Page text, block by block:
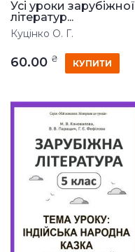
Усі уроки зарубіжної
літератур...
Куцінко О. Г.
60.00 ₴ КУПИТИ